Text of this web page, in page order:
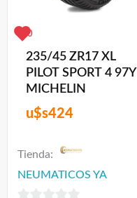
0
235/45 ZR17 XL
PILOT SPORT 4 97Y
MICHELIN
u$s424
Tienda:
NEUMATICOS YA